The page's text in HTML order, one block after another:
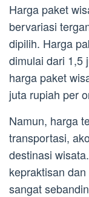
Harga paket
bervariasi
dipilih. Harga
dimulai dari 1,5
harga paket
juta rupiah per
Namun, harga
transportasi,
destinasi
kepraktisan
sangat